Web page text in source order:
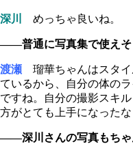
深川 めっちゃ良いね。
――普通に写真集で使えそ
渡瀬 瑠華ちゃんはスタイ
ているから、自分の体の
ですね。自分の撮影スキ
方がとても上手になったな
――深川さんの写真もちゃ